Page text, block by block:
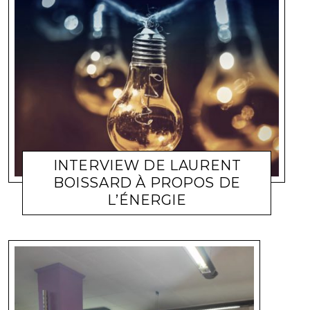
INTERVIEW DE LAURENT
BOISSARD À PROPOS DE
L’ÉNERGIE
IVANO PRANJES JANVIER 20, 2025